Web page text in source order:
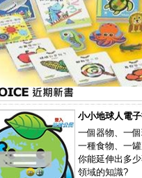
小小地球人電
一個器物、一
一種食物、一
你能延伸出多
領域的知識?